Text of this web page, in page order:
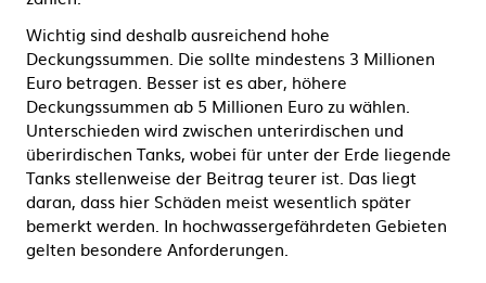
Wichtig sind deshalb ausreichend hohe
Deckungssummen. Die sollte mindestens 3 Millionen
Euro betragen. Besser ist es aber, höhere
Deckungssummen ab 5 Millionen Euro zu wählen.
Unterschieden wird zwischen unterirdischen und
überirdischen Tanks, wobei für unter der Erde liegende
Tanks stellenweise der Beitrag teurer ist. Das liegt
daran, dass hier Schäden meist wesentlich später
bemerkt werden. In hochwassergefährdeten Gebieten
gelten besondere Anforderungen.